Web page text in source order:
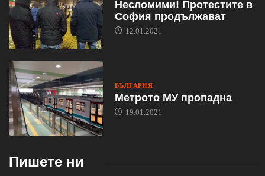
Несломими! Протестите в
София продължават
12.01.2021
БЪЛГАРИЯ
Метрото МУ пропадна
19.01.2021
Пишете ни